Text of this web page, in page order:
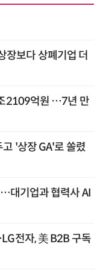
보다 상폐기업 더
2109억원 …7년 만
'상장 GA'로 쏠렸
대기업과 협력사 AI
전자, 美 B2B 구독